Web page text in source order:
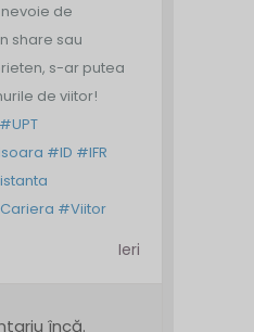
de
share sau
s-ar putea
de viitor!
#UPT
#ID #IFR
#Viitor
Ieri
încă.